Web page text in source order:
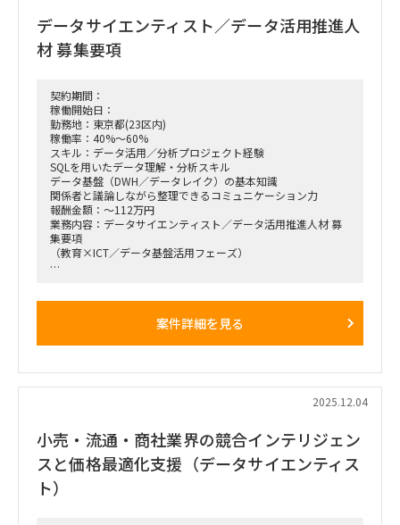
データサイエンティスト／データ活用推進人
材 募集要項
契約期間：
稼働開始日：
勤務地：東京都(23区内)
稼働率：40%～60%
スキル：データ活用／分析プロジェクト経験
SQLを用いたデータ理解・分析スキル
データ基盤（DWH／データレイク）の基本知識
関係者と議論しながら整理できるコミュニケーション力
報酬金額：～112万円
業務内容：データサイエンティスト／データ活用推進人材 募
集要項
（教育×ICT／データ基盤活用フェーズ）
AWS上にデータ基盤は構築済みだが、
といった次の一手を描ける人材が不足しており、外部専門人材
【業務内容】
既存データ基盤（AWS）の評価・改善提案
データレイク活用状況の整理、DWH拡張の方向性検討
データ定義・品質・権限管理等の整理（データマネジメント観
点）
案件詳細を見る
2025.12.04
小売・流通・商社業界の競合インテリジェン
スと価格最適化支援（データサイエンティス
ト）